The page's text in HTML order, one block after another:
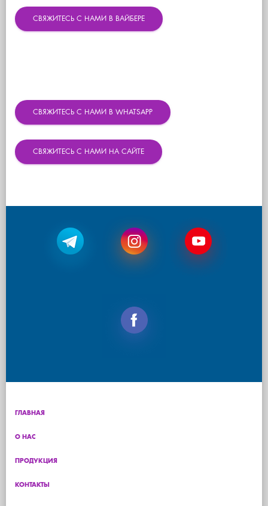
СВЯЖИТЕСЬ С НАМИ В ВАЙБЕРЕ
СВЯЖИТЕСЬ С НАМИ В WHATSAPP
СВЯЖИТЕСЬ С НАМИ НА САЙТЕ
ГЛАВНАЯ
О НАС
ПРОДУКЦИЯ
КОНТАКТЫ